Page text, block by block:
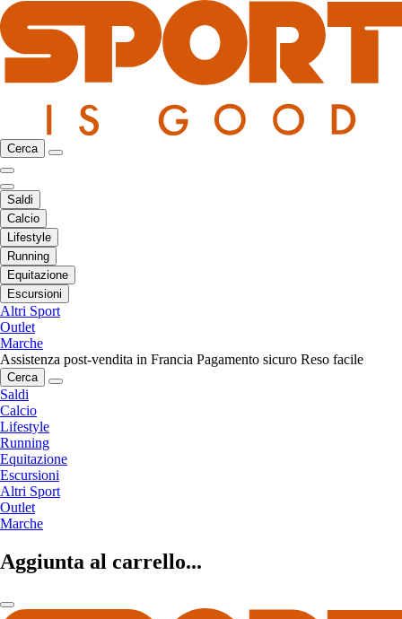
Cerca
Saldi
Calcio
Lifestyle
Running
Equitazione
Escursioni
Altri Sport
Outlet
Marche
Assistenza post-vendita in Francia Pagamento sicuro Reso facile
Cerca
Saldi
Calcio
Lifestyle
Running
Equitazione
Escursioni
Altri Sport
Outlet
Marche
Aggiunta al carrello...